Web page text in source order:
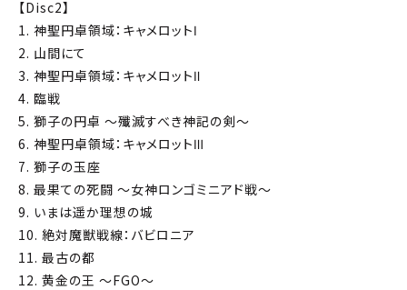
【Disc2】
1. 神聖円卓領域：キャメロットⅠ
2. 山間にて
3. 神聖円卓領域：キャメロットⅡ
4. 臨戦
5. 獅子の円卓 ～殲滅すべき神記の剣～
6. 神聖円卓領域：キャメロットⅢ
7. 獅子の玉座
8. 最果ての死闘 ～女神ロンゴミニアド戦～
9. いまは遥か理想の城
10. 絶対魔獣戦線：バビロニア
11. 最古の都
12. 黄金の王 ～FGO～